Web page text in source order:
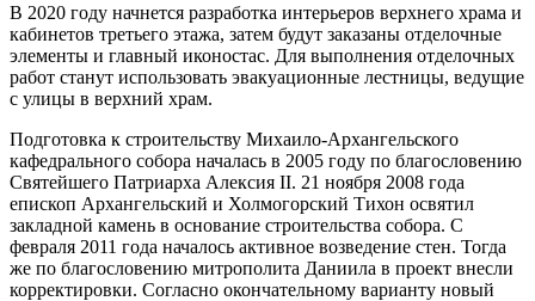
В 2020 году начнется разработка интерьеров верхнего храма и
кабинетов третьего этажа, затем будут заказаны отделочные
элементы и главный иконостас. Для выполнения отделочных
работ станут использовать эвакуационные лестницы, ведущие
с улицы в верхний храм.
Подготовка к строительству Михаило-Архангельского
кафедрального собора началась в 2005 году по благословению
Святейшего Патриарха Алексия II. 21 ноября 2008 года
епископ Архангельский и Холмогорский Тихон освятил
закладной камень в основание строительства собора. С
февраля 2011 года началось активное возведение стен. Тогда
же по благословению митрополита Даниила в проект внесли
корректировки. Согласно окончательному варианту новый